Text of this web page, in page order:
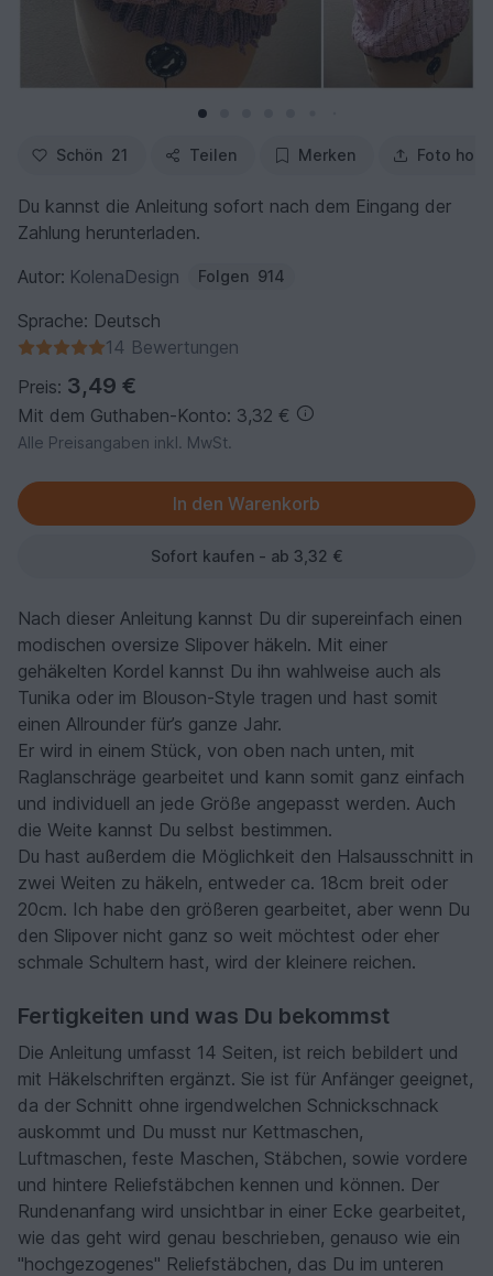
Schön 21 Teilen Merken Foto
Du kannst die Anleitung sofort nach dem Eingang der
Zahlung herunterladen.
Autor: KolenaDesign Folgen 914
Sprache: Deutsch
14 Bewertungen
Preis: 3,49 €
Mit dem Guthaben-Konto: 3,32 €
Alle Preisangaben inkl. MwSt.
Sofort kaufen - ab 3,32 €
Nach dieser Anleitung kannst Du dir supereinfach einen
modischen oversize Slipover häkeln. Mit einer
gehäkelten Kordel kannst Du ihn wahlweise auch als
Tunika oder im Blouson-Style tragen und hast somit
einen Allrounder für’s ganze Jahr.
Er wird in einem Stück, von oben nach unten, mit
Raglanschräge gearbeitet und kann somit ganz einfach
und individuell an jede Größe angepasst werden. Auch
die Weite kannst Du selbst bestimmen.
Du hast außerdem die Möglichkeit den Halsausschnitt in
zwei Weiten zu häkeln, entweder ca. 18cm breit oder
20cm. Ich habe den größeren gearbeitet, aber wenn Du
den Slipover nicht ganz so weit möchtest oder eher
schmale Schultern hast, wird der kleinere reichen.
Fertigkeiten und was Du bekommst
Die Anleitung umfasst 14 Seiten, ist reich bebildert und
mit Häkelschriften ergänzt. Sie ist für Anfänger geeignet,
da der Schnitt ohne irgendwelchen Schnickschnack
auskommt und Du musst nur Kettmaschen,
Luftmaschen, feste Maschen, Stäbchen, sowie vordere
und hintere Reliefstäbchen kennen und können. Der
Rundenanfang wird unsichtbar in einer Ecke gearbeitet,
wie das geht wird genau beschrieben, genauso wie ein
"hochgezogenes" Reliefstäbchen, das Du im unteren